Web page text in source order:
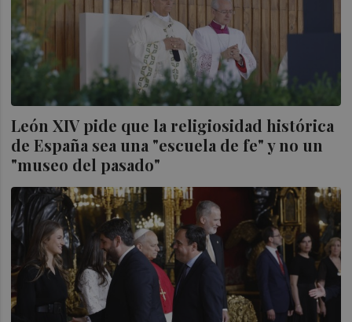
León XIV pide que la religiosidad histórica
de España sea una "escuela de fe" y no un
"museo del pasado"